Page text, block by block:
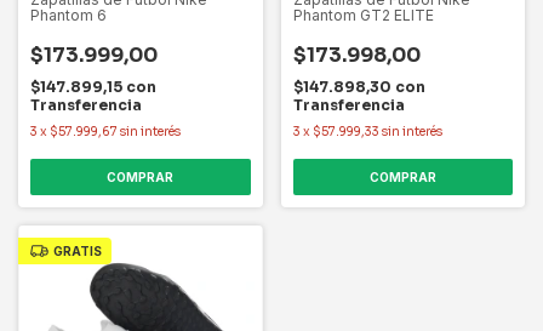
Phantom 6
$173.999,00
$147.899,15 con
Transferencia
3 x $57.999,67 sin interés
COMPRAR
Phantom GT2 ELITE
$173.998,00
$147.898,30 con
Transferencia
3 x $57.999,33 sin interés
COMPRAR
GRATIS